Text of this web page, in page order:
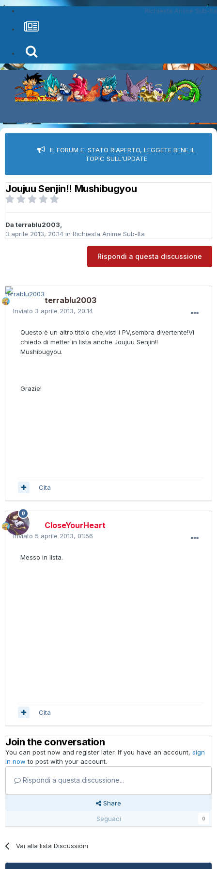
Richiesta Anime Sub-Ita
IL FORUM E' STATO RIAPERTO, LEGGETE BENE IL
TOPIC SULL'UPDATE
Joujuu Senjin!! Mushibugyou
Da terrablu2003,
3 aprile 2013, 20:14 in Richiesta Anime Sub-Ita
Rispondi a questa discussione
terrablu2003
Inviato 3 aprile 2013, 20:14
Questo è un altro titolo che,visti i PV,sembra divertente!Vi
chiedo di metter in lista anche Joujuu Senjin!!
Mushibugyou.
Grazie!
Cita
CloseYourHeart
Inviato 5 aprile 2013, 01:56
Messo in lista.
Cita
Join the conversation
You can post now and register later. If you have an account, sign
in now to post with your account.
Rispondi a questa discussione...
Share
Seguaci
0
Vai alla lista Discussioni